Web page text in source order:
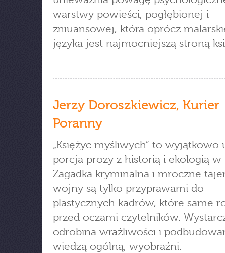
warstwy powieści, pogłębionej i
zniuansowej, która oprócz
języka jest najmocniejszą stroną
Jerzy Doroszkiewicz, Kurier
Poranny
„Księżyc myśliwych” to wyjątkowo
porcja prozy z historią i ekologią w
Zagadka kryminalna i mroczne
wojny są tylko przyprawami do
plastycznych kadrów, które same
przed oczami czytelników.
odrobina wrażliwości i
wiedzą ogólną, wyobraźni.